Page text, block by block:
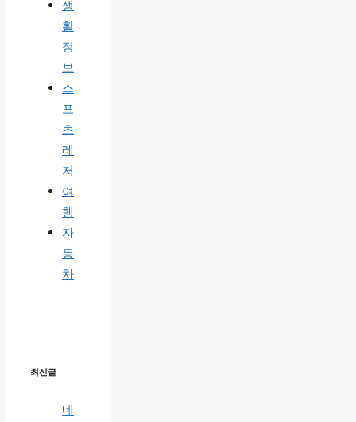
생
활
정
보
스
포
츠
레
저
여
행
자
동
차
최신글
네